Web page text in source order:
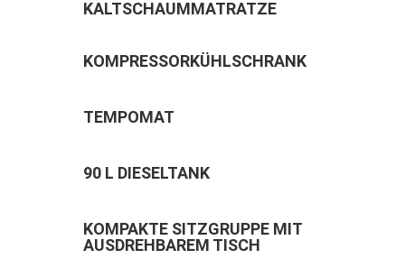
KALTSCHAUMMATRATZE
KOMPRESSORKÜHLSCHRANK
TEMPOMAT
90 L DIESELTANK
KOMPAKTE SITZGRUPPE MIT
AUSDREHBAREM TISCH